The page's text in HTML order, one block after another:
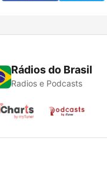
Rádios do Brasil
Radios e Podcasts